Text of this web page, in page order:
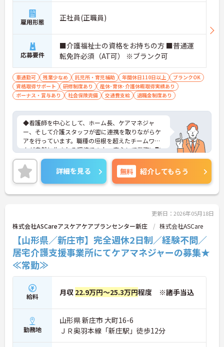
雇用形態 正社員(正職員)
応募要件
■介護福祉士の資格をお持ちの方 ■普通運
転免許必須（AT可） ※ブランク可
車通勤可 残業少なめ 託児所・育児補助 年間休日110日以上
ブランクOK
資格取得サポート
研修制度あり
産休･育休･介護休暇取得実績あり
ボーナス・賞与あり
社会保険完備 交通費支給 退職金制度あり
◆看護師を中心として、ホーム長、ケアマネジャ
ー、そして介護スタッフが密に連携を取りながらケ
アを行っています。職種の垣根を超えたチームワー
クが自然と生まれる環境での中、安心して業務に取
り組むことができます。
◆介護福祉士限定の「特別職務手当」も支給される
など、専門性をしっかり給与に還元する仕組みで
す。また、現場のリーダーや管理者を目指すコー
ス、専門技術を極めるコースなど、大手ならではの
っと上を目指したい」という意欲に応える環境で
す。
◆損保ジャパングループならではの厚遇も大きな魅
力の一つです。レジャー施設や宿泊施設が最大80％
オフになる優待制度や、リゾートホテルの割引など
があり、休日のリフレッシュに活用できます。
詳細を見る 無料 紹介してもらう
更新日：2026年05月18日
株式会社ASCareアスケアケアプランセンター新庄 株式会社ASCare
【山形県／新庄市】完全週休2日制／経験不問／
居宅介護支援事業所にてケアマネジャーの募集★
≪常勤≫
給料 月収 22.9万円～25.3万円程度 ※諸手当込
勤務地
山形県 新庄市 大町16-6
ＪＲ奥羽本線「新庄駅」徒歩12分